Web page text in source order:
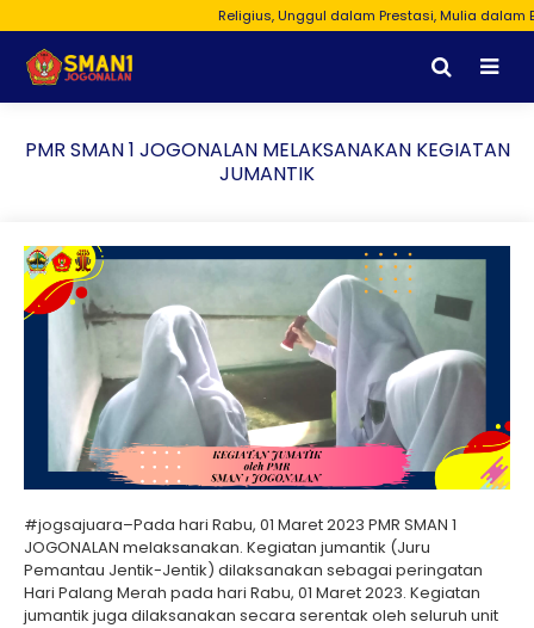
Religius, Unggul dalam Prestasi, Mulia dalam
PMR SMAN 1 JOGONALAN MELAKSANAKAN KEGIATAN
JUMANTIK
#jogsajuara–Pada hari Rabu, 01 Maret 2023 PMR SMAN 1
JOGONALAN melaksanakan. Kegiatan jumantik (Juru
Pemantau Jentik-Jentik) dilaksanakan sebagai peringatan
Hari Palang Merah pada hari Rabu, 01 Maret 2023. Kegiatan
jumantik juga dilaksanakan secara serentak oleh seluruh unit